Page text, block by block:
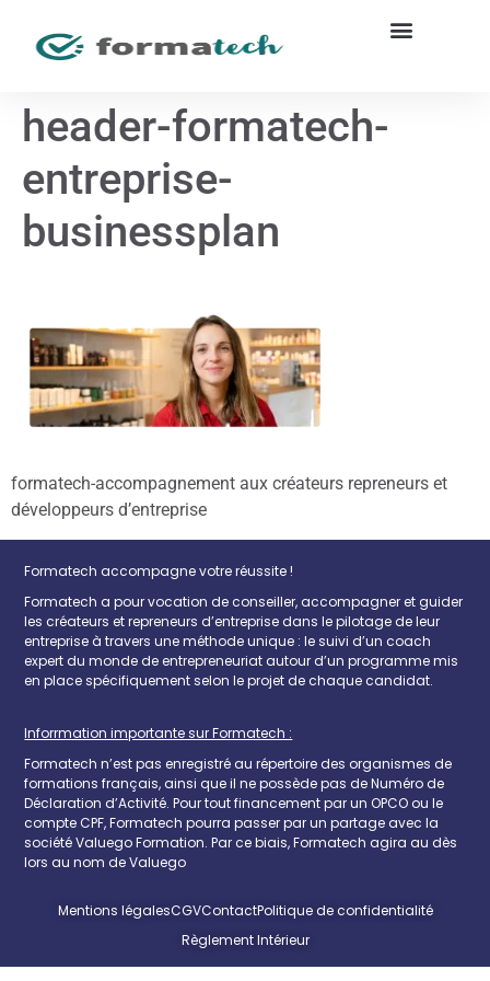
header-formatech-
entreprise-
businessplan
formatech-accompagnement aux créateurs repreneurs et
développeurs d’entreprise
Formatech accompagne votre réussite !
Formatech a pour vocation de conseiller, accompagner et guider
les créateurs et repreneurs d’entreprise dans le pilotage de leur
entreprise à travers une méthode unique : le suivi d’un coach
expert du monde de entrepreneuriat autour d’un programme mis
en place spécifiquement selon le projet de chaque candidat.
Inforrmation importante sur Formatech :
Formatech n’est pas enregistré au répertoire des organismes de
formations français, ainsi que il ne possède pas de Numéro de
Déclaration d’Activité. Pour tout financement par un OPCO ou le
compte CPF, Formatech pourra passer par un partage avec la
société Valuego Formation. Par ce biais, Formatech agira au dès
lors au nom de Valuego
Mentions légalesCGVContactPolitique de confidentialité
Règlement Intérieur